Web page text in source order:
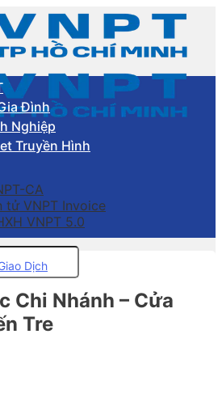
Đình
Nghiệp
Truyền Hình
CA
tử VNPT Invoice
VNPT 5.0
Dịch
Chi Nhánh – Cửa
Tre